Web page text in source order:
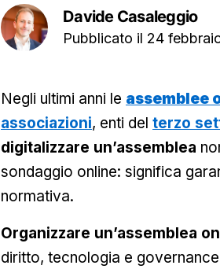
Davide Casaleggio
Pubblicato il 24
Negli ultimi anni le assemblee
associazioni, enti delterzo
digitalizzare un’assemblea
sondaggio online: significa
normativa.
Organizzare un’assemblea
diritto, tecnologia e